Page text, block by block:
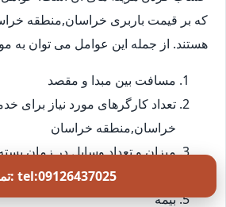
که بر قیمت باربری خراسان,منطقه
هستند. از جمله این عوامل می توان به
مسافت بین مبدا و مقصد
تعداد کارگرهای مورد نیاز برای
خراسان,منطقه خراسان
میزان و تعداد وسایل در زمان
خدمات نصب و چیدمان
بیمه
تماس: tel:09126437025